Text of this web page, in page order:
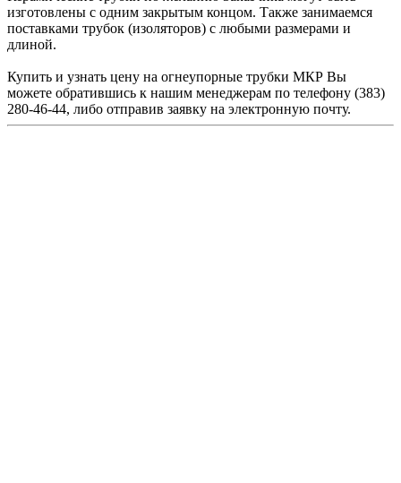
изготовлены с одним закрытым концом. Также занимаемся
поставками трубок (изоляторов) с любыми размерами и
длиной.
Купить и узнать цену на огнеупорные трубки МКР Вы
можете обратившись к нашим менеджерам по телефону (383)
280-46-44, либо отправив заявку на электронную почту.